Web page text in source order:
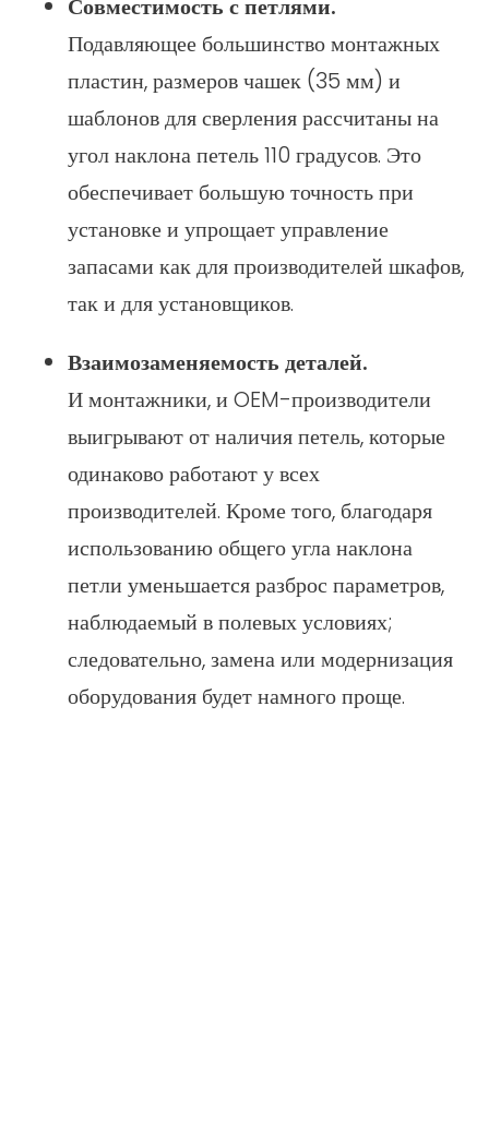
Совместимость с петлями.
Подавляющее большинство монтажных
пластин, размеров чашек (35 мм) и
шаблонов для сверления рассчитаны на
угол наклона петель 110 градусов. Это
обеспечивает большую точность при
установке и упрощает управление
запасами как для производителей шкафов,
так и для установщиков.
Взаимозаменяемость деталей.
И монтажники, и OEM-производители
выигрывают от наличия петель, которые
одинаково работают у всех
производителей. Кроме того, благодаря
использованию общего угла наклона
петли уменьшается разброс параметров,
наблюдаемый в полевых условиях;
следовательно, замена или модернизация
оборудования будет намного проще.